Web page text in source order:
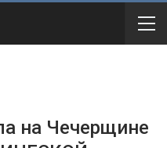
на Чечерщине